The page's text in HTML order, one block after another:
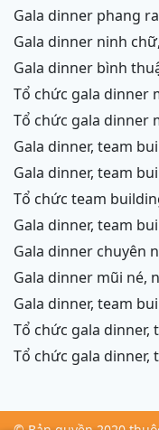
gala dinner phang
gala dinner ninh
gala dinner bình
tổ chức gala dinner mũi né, phan thiết bình thuận,
ninh thuận, ninh
tổ chức gala dinner mũi né bình thuận, ninh chữ, ninh
thuận, cam ranh
gala dinner, team building trọn gói phan thiết bình
thuận, phang rang,
gala dinner, team building trọn gói tại mũi né phan
thiết bình thuận,
tổ chức team building, gala dinner trọn gói tại mũi né
phan thiết bình
ninh thuận, cam ranh
gala dinner, team building chuyên nghiệp mũi né phan
thiết, ninh chữ ninh
gala dinner chuyên nghiệp mũi né phan thiết bình
thuận, ninh chữ,
gala dinner mũi né,
gala dinner, team building mũi né bình thuận, vĩnh hy,
ninh chữ, cam ranh
tổ chức gala dinner, team building trọn gói mũi né
phan thiết bình
ninh thuận
tổ chức gala dinner, team building tại phan thiết bình